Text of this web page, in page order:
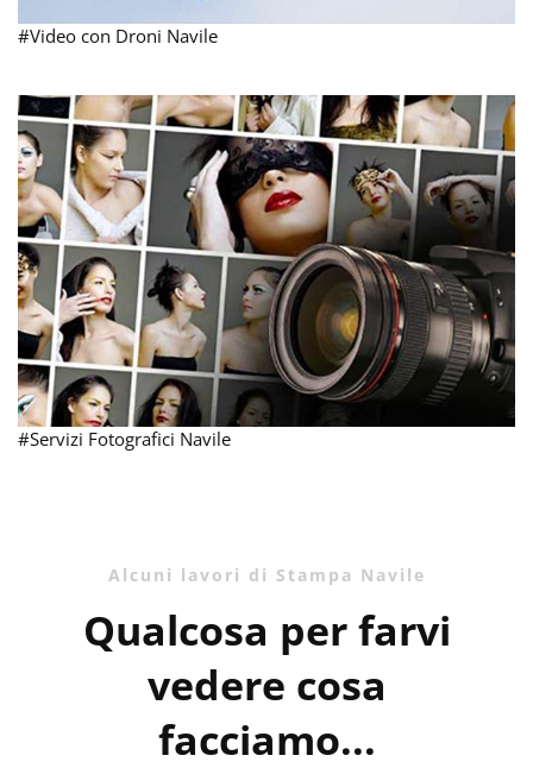
#Video con Droni Navile
#Servizi Fotografici Navile
Alcuni lavori di Stampa Navile
Qualcosa per farvi
vedere cosa
facciamo...